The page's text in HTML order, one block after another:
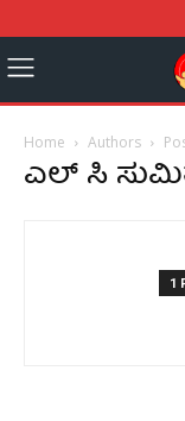
Home Authors
ಎಲ್ ಸಿ
1